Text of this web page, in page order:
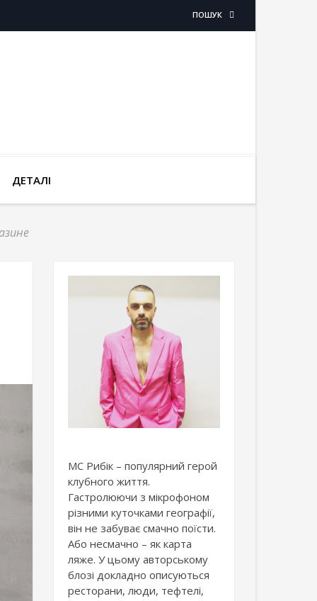
ПОШУК
ДЕТАЛІ
МС Рибік – популярний герой
клубного життя.
Гастролюючи з мікрофоном
різними куточками географії,
він не забуває смачно поїсти.
Або несмачно – як карта
ляже. У цьому авторському
блозі докладно описуються
ресторани, люди, тефтелі,